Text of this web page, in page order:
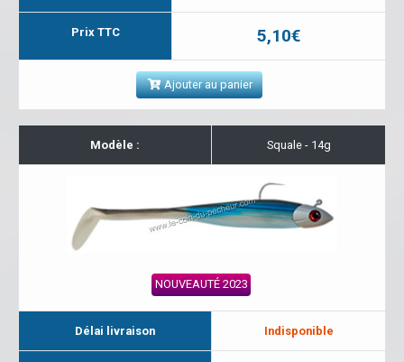
Prix TTC 5,10€
Ajouter au panier
Modèle : Squale - 14g
NOUVEAUTÉ 2023
Délai livraison Indisponible